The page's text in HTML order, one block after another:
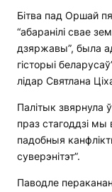
Бітва пад Оршай
“абаранілі свае
дзяржавы”, была
гісторыі
лідар Святлана
Палітык звярнула
праз стагоддзі
падобныя
суверэнітэт”.
Паводле